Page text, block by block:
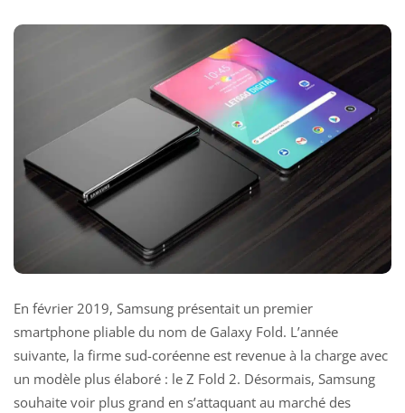
En février 2019, Samsung présentait un premier
smartphone pliable du nom de Galaxy Fold. L’année
suivante, la firme sud-coréenne est revenue à la charge avec
un modèle plus élaboré : le Z Fold 2. Désormais, Samsung
souhaite voir plus grand en s’attaquant au marché des